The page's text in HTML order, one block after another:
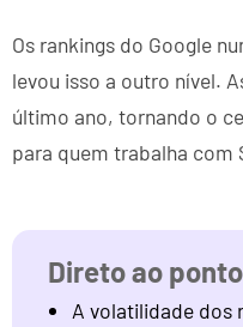
Os rankings do Google
levou isso a outro nível.
último ano, tornando o
para quem trabalha com
A volatilidade dos